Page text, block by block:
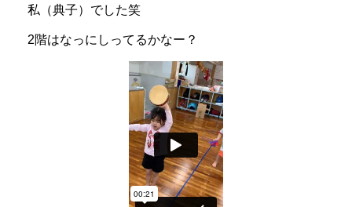
私（典子）でした笑
2階はなっにしってるかなー？